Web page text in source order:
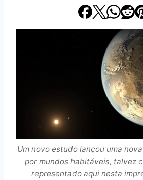
Um novo estudo lançou uma
por mundos habitáveis, talvez
representado aqui nesta